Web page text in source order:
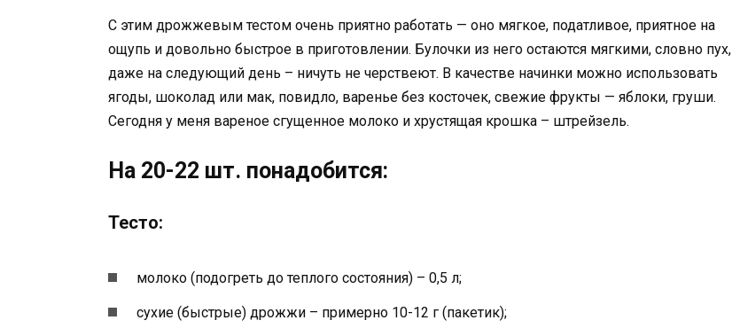
С этим дрожжевым тестом очень приятно работать — оно мягкое, податливое, приятное на
ощупь и довольно быстрое в приготовлении. Булочки из него остаются мягкими, словно пух,
даже на следующий день – ничуть не черствеют. В качестве начинки можно использовать
ягоды, шоколад или мак, повидло, варенье без косточек, свежие фрукты — яблоки, груши.
Сегодня у меня вареное сгущенное молоко и хрустящая крошка – штрейзель.
На 20-22 шт. понадобится:
Тесто:
молоко (подогреть до теплого состояния) – 0,5 л;
сухие (быстрые) дрожжи – примерно 10-12 г (пакетик);